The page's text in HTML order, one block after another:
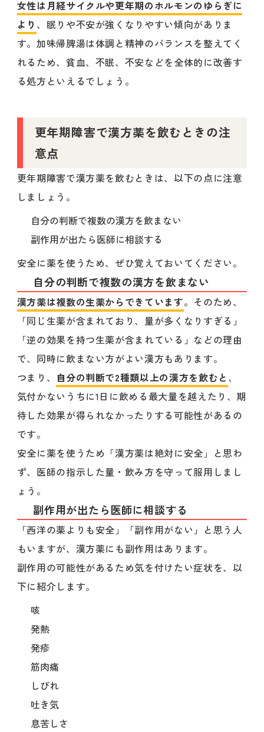
女性は月経サイクルや更年期のホルモンのゆらぎに
より 、眠りや不安が強くなりやすい傾向がありま
す。加味帰脾湯は体調と精神のバランスを整えてく
れるため、貧血、不眠、不安などを全体的に改善す
る処方といえるでしょう。
更年期障害で漢方薬を飲むときの注
意点
更年期障害で漢方薬を飲むときは、以下の点に注意
しましょう。
自分の判断で複数の漢方を飲まない
副作用が出たら医師に相談する
安全に薬を使うため、ぜひ覚えておいてください。
自分の判断で複数の漢方を飲まない
漢方薬は複数の生薬からできています。そのため、
「同じ生薬が含まれており、量が多くなりすぎる」
「逆の効果を持つ生薬が含まれている」などの理由
で、同時に飲まない方がよい漢方もあります。
つまり、 自分の判断で2種類以上の漢方を飲むと 、
気付かないうちに1日に飲める最大量を越えたり、期
待した効果が得られなかったりする可能性があるの
です。
安全に薬を使うため「漢方薬は絶対に安全」と思わ
ず、医師の指示した量・飲み方を守って服用しまし
ょう。
副作用が出たら医師に相談する
「西洋の薬よりも安全」「副作用がない」と思う人
もいますが、漢方薬にも副作用はあります。
副作用の可能性があるため気を付けたい症状を、以
下に紹介します。
咳
発熱
発疹
筋肉痛
しびれ
吐き気
息苦しさ